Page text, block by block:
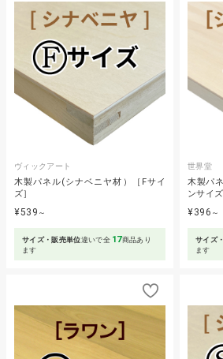
ヴィックアート
木製パネル(シナベニヤ材）［Fサイ
ズ］
¥539 ～
サイズ・販売単位違いで全 17商品あり
ます
世界堂
木製パ
ンサイズ
¥396 ～
サイズ
ます